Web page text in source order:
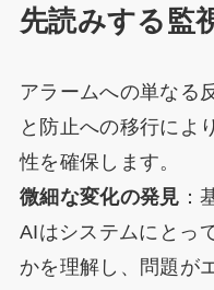
先読みする監
アラームへの単なる
と防止への移行によ
性を確保します。
微細な変化の発見 ：
AIはシステムにとっ
かを理解し、問題が